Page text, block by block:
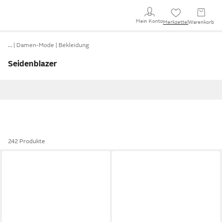
Mein KontoMerkzettel Warenkorb
… Damen-Mode Bekleidung
Seidenblazer
242 Produkte